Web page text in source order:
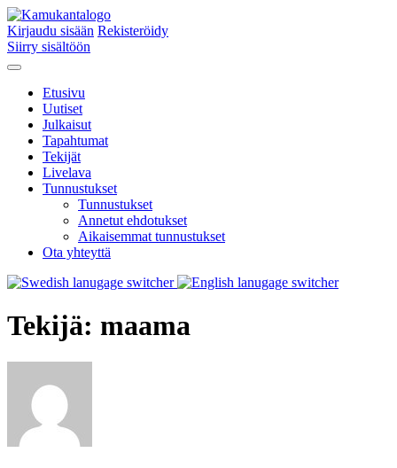
Kirjaudu sisään Rekisteröidy
Siirry sisältöön
Etusivu
Uutiset
Julkaisut
Tapahtumat
Tekijät
Livelava
Tunnustukset
Tunnustukset
Annetut ehdotukset
Aikaisemmat tunnustukset
Ota yhteyttä
Tekijä: maama